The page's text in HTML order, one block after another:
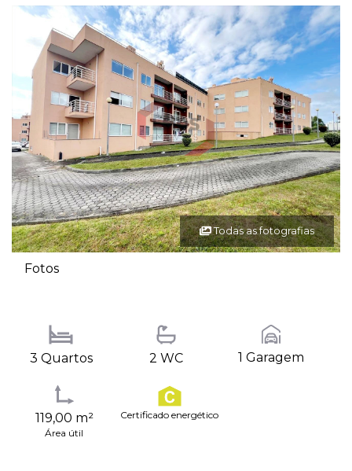
Todas as fotografias
Fotos
3 Quartos 2 WC 1 Garagem
119,00 m²
Área útil
Certificado energético